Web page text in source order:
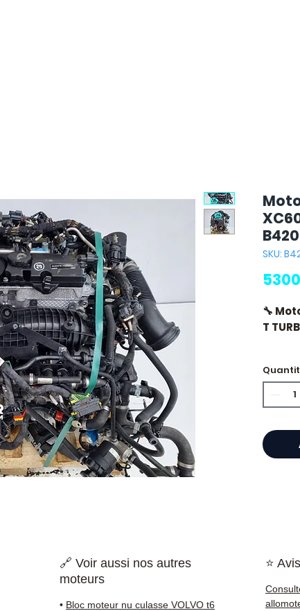
SKU:
🔧
T
⭐
🇫🇷 e
🔗 Voir aussi nos autres
moteurs
• Bloc moteur nu culasse VOLVO t6
⭐